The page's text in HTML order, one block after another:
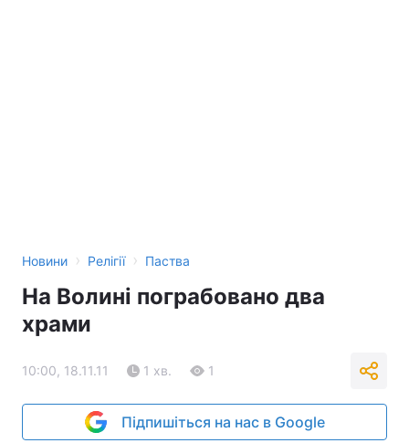
Новини › Релігії › Паства
На Волині пограбовано два
храми
10:00, 18.11.11 1 хв. 1
Підпишіться на нас в Google